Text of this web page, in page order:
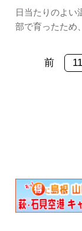
日当たりのよい
部で育ったため
な料金で、りん
題が楽しめます
前 11